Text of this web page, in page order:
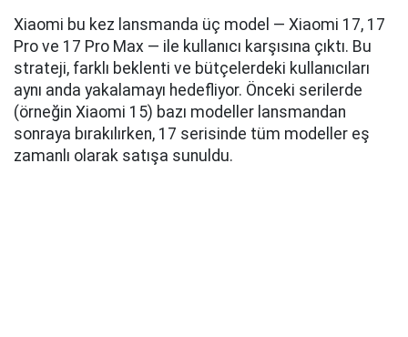
Xiaomi bu kez lansmanda üç model — Xiaomi 17, 17
Pro ve 17 Pro Max — ile kullanıcı karşısına çıktı. Bu
strateji, farklı beklenti ve bütçelerdeki kullanıcıları
aynı anda yakalamayı hedefliyor. Önceki serilerde
(örneğin Xiaomi 15) bazı modeller lansmandan
sonraya bırakılırken, 17 serisinde tüm modeller eş
zamanlı olarak satışa sunuldu.